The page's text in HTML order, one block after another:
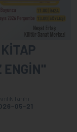
ENGİN"
Tarihi
05-21